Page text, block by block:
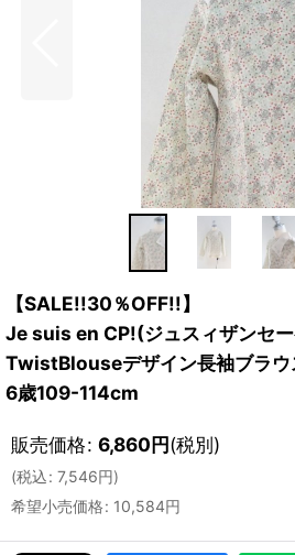
【SALE!!30％OFF!!】
Je suis en CP!(ジュスィザンセ
TwistBlouseデザイン長袖ブラウ
6歳109-114cm
販売価格: 6,860円(税別)
(税込: 7,546円)
希望小売価格: 10,584円